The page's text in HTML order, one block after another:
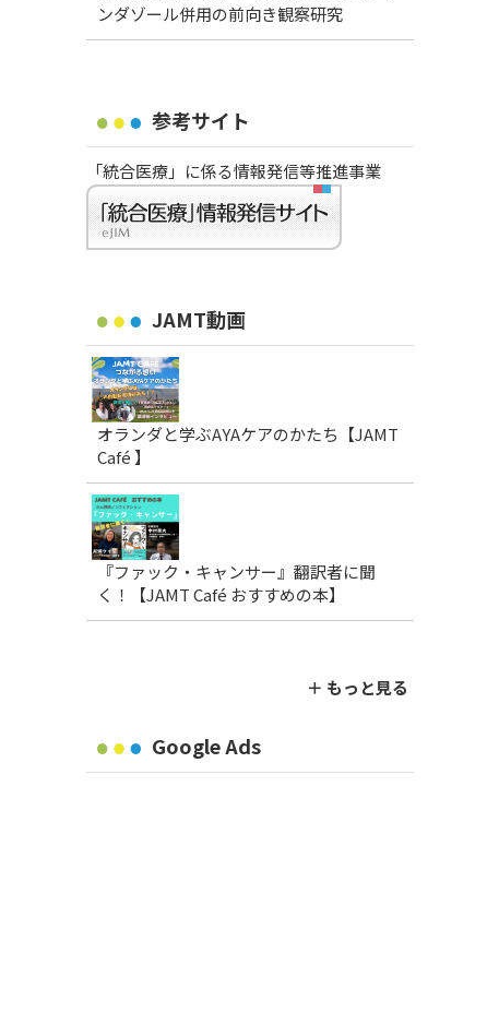
ンダゾール併用の前向き観察研究
参考サイト
「統合医療」に係る情報発信等推進事業
JAMT動画
オランダと学ぶAYAケアのかたち【JAMT
Café 】
『ファック・キャンサー』翻訳者に聞
く！【JAMT Café おすすめの本】
＋ もっと見る
Google Ads